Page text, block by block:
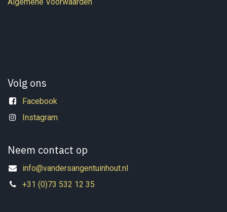
Volg ons
Facebook
Instagram
Neem contact op
info@vandersangentuinhout.nl
+31 (0)73 532 12 35